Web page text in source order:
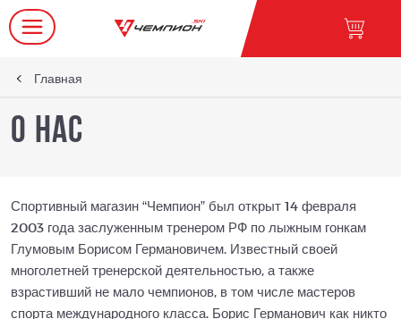
Главная
О нас
Спортивный магазин “Чемпион” был открыт 14 февраля
2003 года заслуженным тренером РФ по лыжным гонкам
Глумовым Борисом Германовичем. Известный своей
многолетней тренерской деятельностью, а также
взрастивший не мало чемпионов, в том числе мастеров
спорта международного класса. Борис Германович как никто